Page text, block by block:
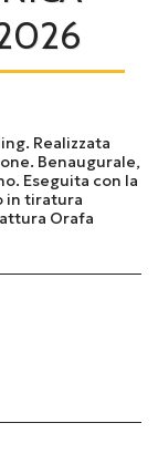
Realizzata
Benaugurale,
Eseguita con la
in tiratura
Orafa